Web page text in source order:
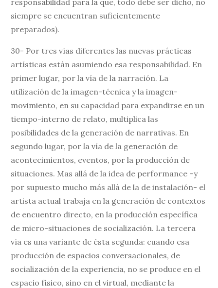
siempre se encuentran suficientemente
preparados).
30- Por tres vías diferentes las nuevas prácticas
artísticas están asumiendo esa responsabilidad. En
primer lugar, por la vía de la narración. La
utilización de la imagen-técnica y la imagen-
movimiento, en su capacidad para expandirse en un
tiempo-interno de relato, multiplica las
posibilidades de la generación de narrativas. En
segundo lugar, por la vía de la generación de
acontecimientos, eventos, por la producción de
situaciones. Mas allá de la idea de performance –y
por supuesto mucho más allá de la de instalación- el
artista actual trabaja en la generación de contextos
de encuentro directo, en la producción específica
de micro-situaciones de socialización. La tercera
vía es una variante de ésta segunda: cuando esa
producción de espacios conversacionales, de
socialización de la experiencia, no se produce en el
espacio físico, sino en el virtual, mediante la